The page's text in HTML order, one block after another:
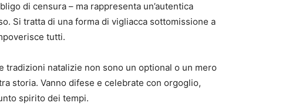
di censura – ma rappresenta un’autentica
Si tratta di una forma di vigliacca sottomissione a
tutti.
natalizie non sono un optional o un mero
storia. Vanno difese e celebrate con orgoglio,
spirito dei tempi.